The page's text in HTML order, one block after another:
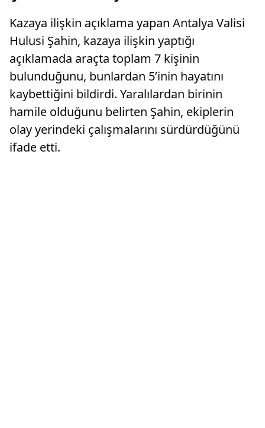
Kazaya ilişkin açıklama yapan Antalya Valisi
Hulusi Şahin, kazaya ilişkin yaptığı
açıklamada araçta toplam 7 kişinin
bulunduğunu, bunlardan 5’inin hayatını
kaybettiğini bildirdi. Yaralılardan birinin
hamile olduğunu belirten Şahin, ekiplerin
olay yerindeki çalışmalarını sürdürdüğünü
ifade etti.